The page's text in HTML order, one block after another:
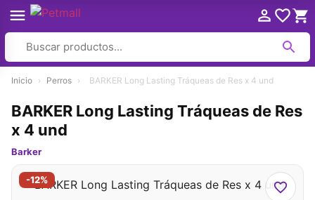
contenido
Inicio › Perros › BARKER Long Lasting Tráqueas de Res x 4 und
-12%
BARKER Long Lasting Tráqueas de Res
x 4 und
Barker